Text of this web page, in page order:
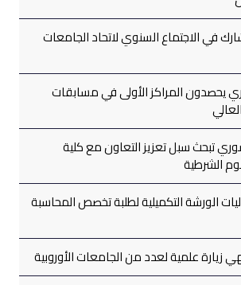
في الاجتماع السنوي لاتحاد الجامعات
يحصدون المراكز الأولى في مسابقات
تبحث سبل تعزيز التعاون مع كلية
الشرطية
الورشة التكميلية لطلبة تخصص المحاسبة
زيارة علمية لعدد من الجامعات الأوروبية